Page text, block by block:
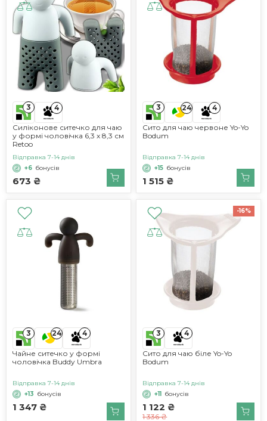
3 4
Силіконове ситечко для чаю
у формі чоловічка 6,3 х 8,3 см
Retoo
673 ₴
Відправка 7-14 днів
+6 бонусів
3 24 4
Сито для чаю червоне Yo-Yo
Bodum
1 515 ₴
Відправка 7-14 днів
+15 бонусів
3 24 4
Чайне ситечко у формі
чоловічка Buddy Umbra
1 347 ₴
Відправка 7-14 днів
+13 бонусів
3 4
Сито для чаю біле Yo-Yo
Bodum
-16%
1 122 ₴
1 336 ₴
Відправка 7-14 днів
+11 бонусів